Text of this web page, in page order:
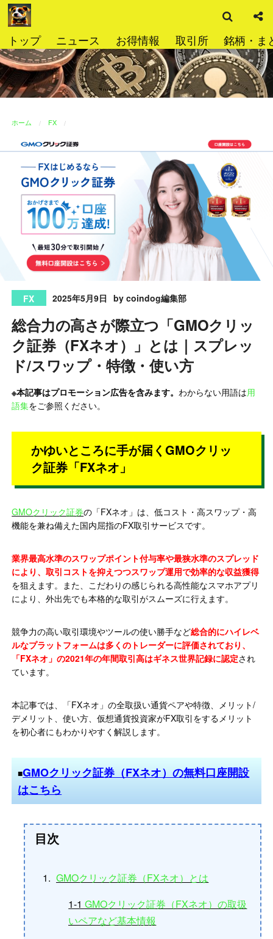
コ
ン
ン
ツ
へ
ス
トップ ニュース お得情報 取引所 銘柄・ま
索
ホーム FX
FX 2025年5月9日 by coindog編集部
総合力の高さが際立つ「GMOクリッ
ク証券（FXネオ）」とは｜スプレッ
ド/スワップ・特徴・使い方
※本記事はプロモーション広告を含みます。わからない用語は用
語集をご参照ください。
かゆいところに手が届くGMOクリッ
ク証券「FXネオ」
GMOクリック証券の「FXネオ」は、低コスト・高スワップ・高
機能を兼ね備えた国内屈指のFX取引サービスです。
業界最高水準のスワップポイント付与率や最狭水準のスプレッド
により、取引コストを抑えつつスワップ運用で効率的な収益獲得
を狙えます。また、こだわりの感じられる高性能なスマホアプリ
により、外出先でも本格的な取引がスムーズに行えます。
競争力の高い取引環境やツールの使い勝手など総合的にハイレベ
ルなプラットフォームは多くのトレーダーに評価されており、
「FXネオ」の2021年の年間取引高はギネス世界記録に認定され
ています。
本記事では、「FXネオ」の全取扱い通貨ペアや特徴、メリット/
デメリット、使い方、仮想通貨投資家がFX取引をするメリット
を初心者にもわかりやすく解説します。
■GMOクリック証券（FXネオ）の無料口座開設
はこちら
目次
GMOクリック証券（FXネオ）とは
1-1GMOクリック証券（FXネオ）の取扱
いペアなど基本情報